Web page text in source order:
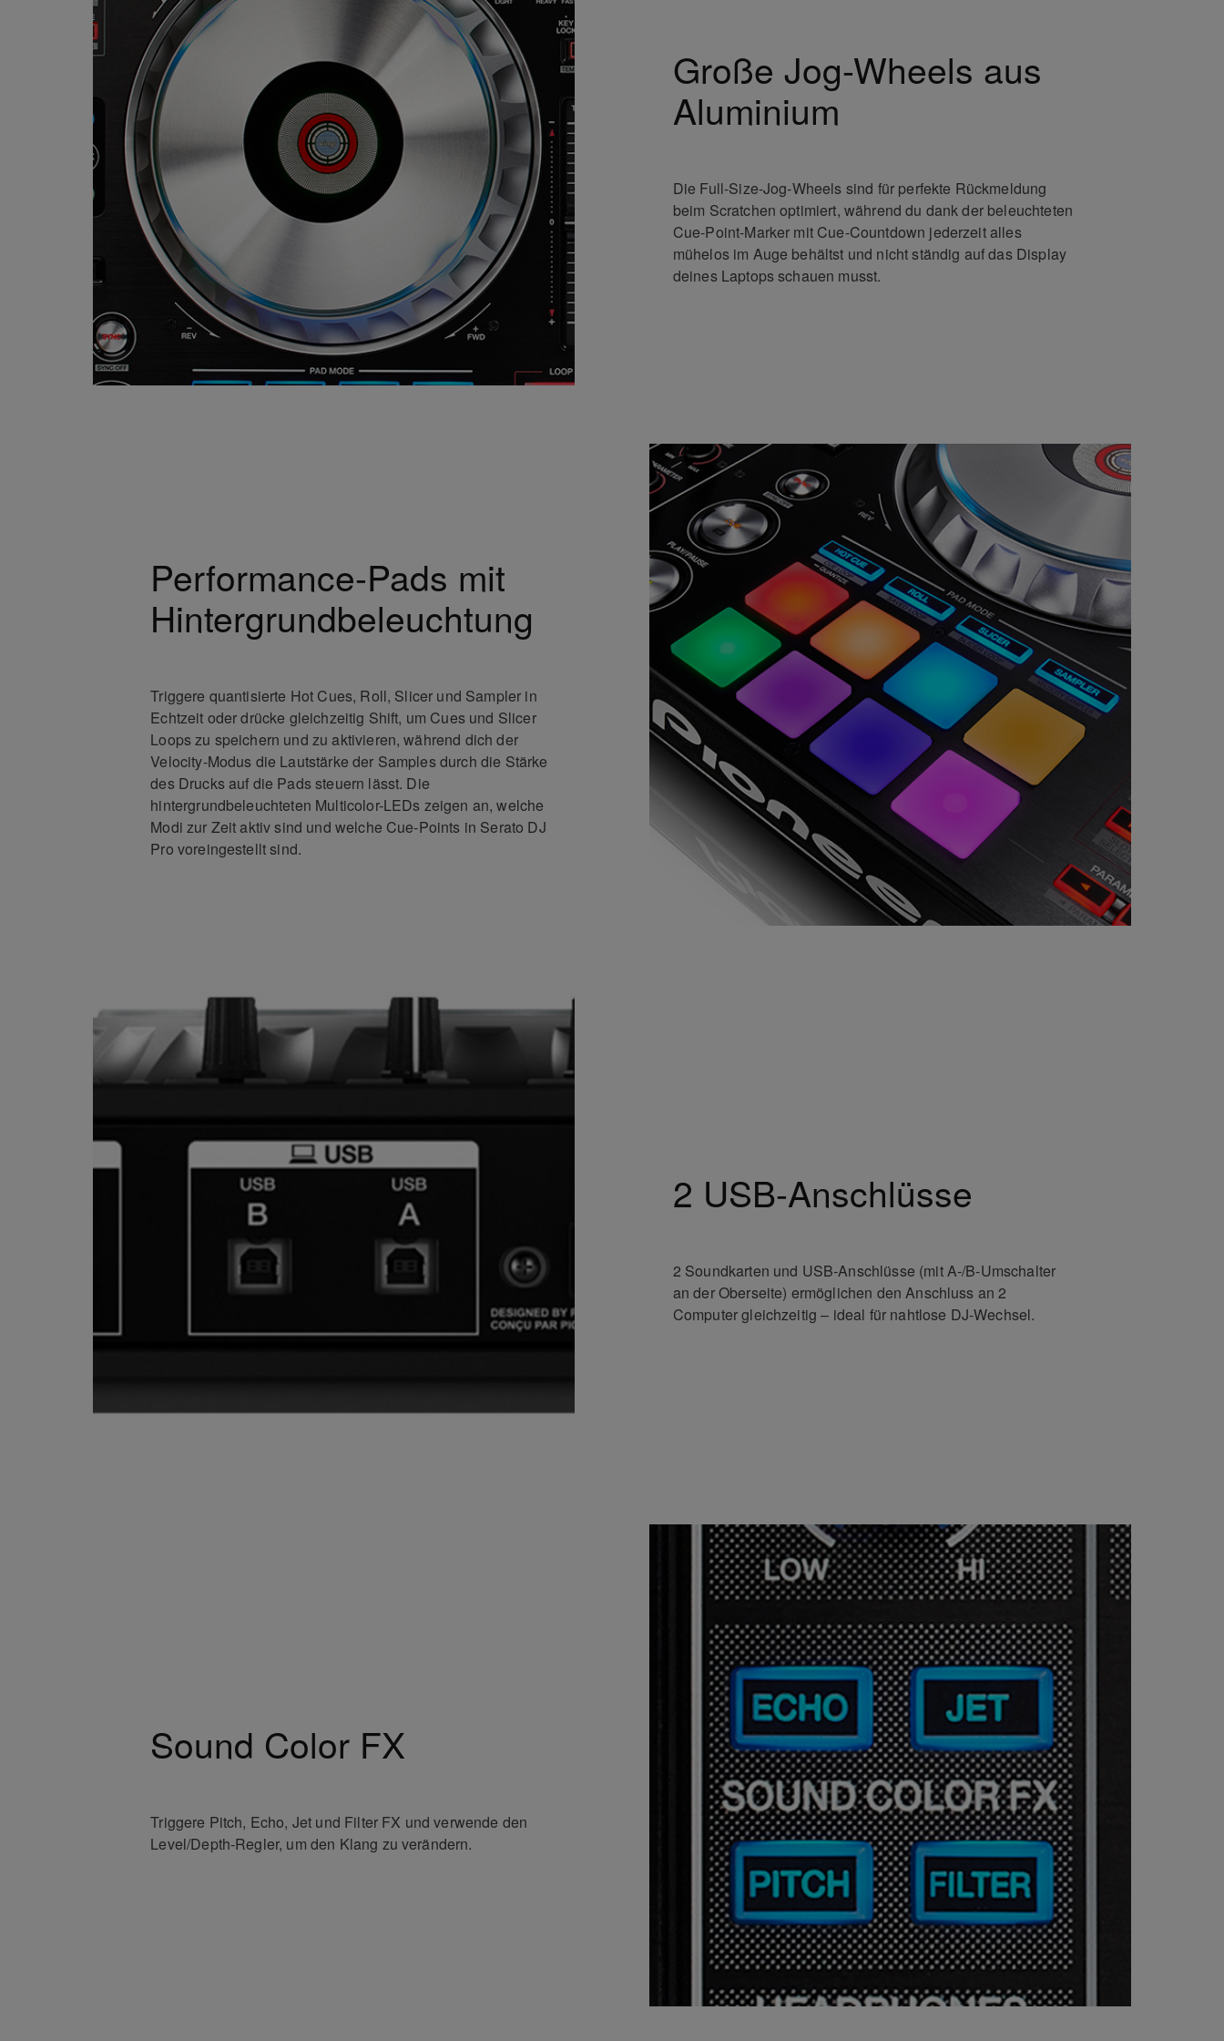
Große Jog-Wheels aus
Aluminium
Die Full-Size-Jog-Wheels sind für perfekte Rückmeldung
beim Scratchen optimiert, während du dank der beleuchteten
Cue-Point-Marker mit Cue-Countdown jederzeit alles
mühelos im Auge behältst und nicht ständig auf das Display
deines Laptops schauen musst.
Performance-Pads mit
Hintergrundbeleuchtung
Triggere quantisierte Hot Cues, Roll, Slicer und Sampler in
Echtzeit oder drücke gleichzeitig Shift, um Cues und Slicer
Loops zu speichern und zu aktivieren, während dich der
Velocity-Modus die Lautstärke der Samples durch die Stärke
des Drucks auf die Pads steuern lässt. Die
hintergrundbeleuchteten Multicolor-LEDs zeigen an, welche
Modi zur Zeit aktiv sind und welche Cue-Points in Serato DJ
Pro voreingestellt sind.
2 USB-Anschlüsse
2 Soundkarten und USB-Anschlüsse (mit A-/B-Umschalter
an der Oberseite) ermöglichen den Anschluss an 2
Computer gleichzeitig – ideal für nahtlose DJ-Wechsel.
Sound Color FX
Triggere Pitch, Echo, Jet und Filter FX und verwende den
Level/Depth-Regler, um den Klang zu verändern.